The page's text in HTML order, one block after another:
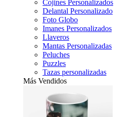
Cojines Personalizados
Delantal Personalizado
Foto Globo
Imanes Personalizados
Llaveros
Mantas Personalizadas
Peluches
Puzzles
Tazas personalizadas
Más Vendidos